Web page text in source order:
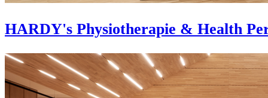
HARDY's Physiotherapie & Health